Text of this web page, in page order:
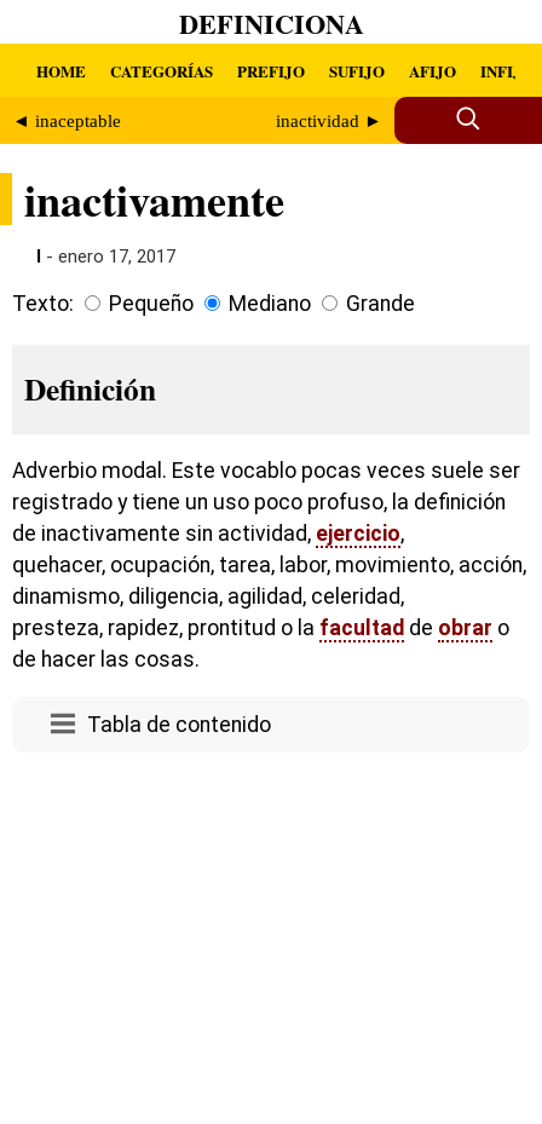
DEFINICIONA
HOME CATEGORÍAS PREFIJO SUFIJO AFIJO INFIJO
◄ inaceptable inactividad ►
inactivamente
I - enero 17, 2017
Texto: Pequeño Mediano Grande
Definición
Adverbio modal. Este vocablo pocas veces suele ser
registrado y tiene un uso poco profuso, la definición
de inactivamente sin actividad, ejercicio,
quehacer, ocupación, tarea, labor, movimiento, acción,
dinamismo, diligencia, agilidad, celeridad,
presteza, rapidez, prontitud o la facultad de obrar o
de hacer las cosas.
Tabla de contenido